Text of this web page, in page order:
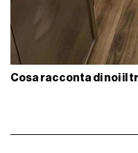
Cosa racconta di noi il